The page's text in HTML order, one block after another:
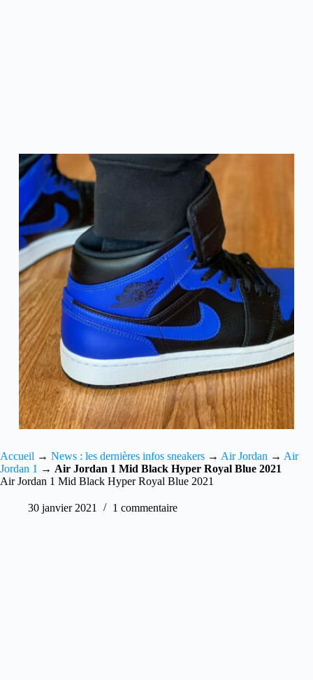
Accueil → News : les dernières infos sneakers → Air Jordan → Air
Jordan 1 → Air Jordan 1 Mid Black Hyper Royal Blue 2021
Air Jordan 1 Mid Black Hyper Royal Blue 2021
30 janvier 2021 1 commentaire